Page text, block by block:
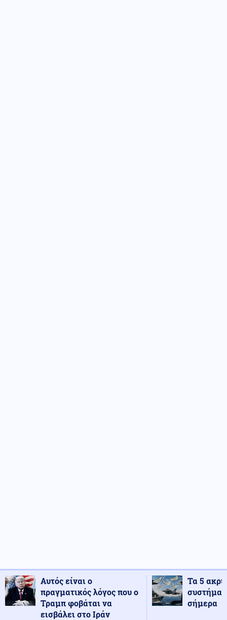
Αυτός είναι ο
πραγματικός λόγος που ο
Τραμπ φοβάται να
εισβάλει στο Ιράν
Τα 5
σήμερα